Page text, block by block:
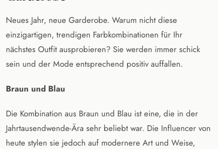
Neues Jahr, neue Garderobe. Warum nicht diese
einzigartigen, trendigen Farbkombinationen für Ihr
nächstes Outfit ausprobieren? Sie werden immer schick
sein und der Mode entsprechend positiv auffallen.
Braun und Blau
Die Kombination aus Braun und Blau ist eine, die in der
Jahrtausendwende-Ära sehr beliebt war. Die Influencer von
heute stylen sie jedoch auf modernere Art und Weise,